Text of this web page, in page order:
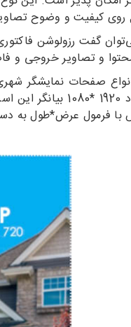
کیفیت و وضوح تصاویر
گفت رزولوشن
و تصاویر خروجی و
انواع صفحات نمایشگر
عرض*طول به دست می‌آید